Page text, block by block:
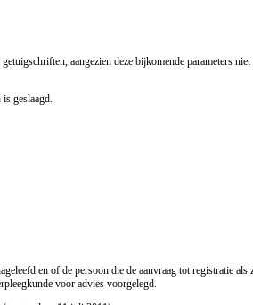
aangezien deze bijkomende parameters
geslaagd.
en of de persoon die de aanvraag tot registratie
voor advies voorgelegd.